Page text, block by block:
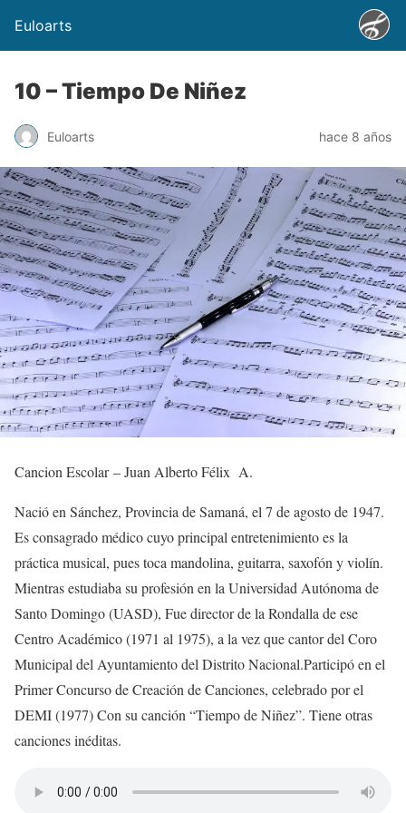
Euloarts
10 – Tiempo De Niñez
Euloarts hace 8 años
Cancion Escolar – Juan Alberto Félix A.
Nació en Sánchez, Provincia de Samaná, el 7 de agosto de 1947.
Es consagrado médico cuyo principal entretenimiento es la
práctica musical, pues toca mandolina, guitarra, saxofón y violín.
Mientras estudiaba su profesión en la Universidad Autónoma de
Santo Domingo (UASD), Fue director de la Rondalla de ese
Centro Académico (1971 al 1975), a la vez que cantor del Coro
Municipal del Ayuntamiento del Distrito Nacional.Participó en el
Primer Concurso de Creación de Canciones, celebrado por el
DEMI (1977) Con su canción “Tiempo de Niñez”. Tiene otras
canciones inéditas.